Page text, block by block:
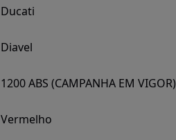
Ducati
Diavel
1200 ABS (CAMPANHA EM VIGOR)
Vermelho